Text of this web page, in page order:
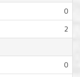
0
2
0